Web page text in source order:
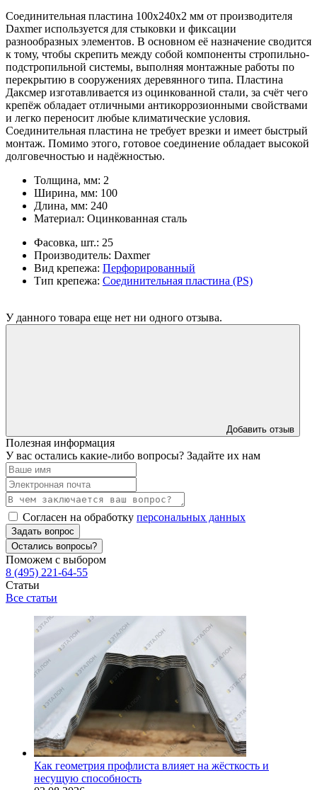
Соединительная пластина 100x240x2 мм от производителя
Daxmer используется для стыковки и фиксации
разнообразных элементов. В основном её назначение сводится
к тому, чтобы скрепить между собой компоненты стропильно-
подстропильной системы, выполняя монтажные работы по
перекрытию в сооружениях деревянного типа. Пластина
Даксмер изготавливается из оцинкованной стали, за счёт чего
крепёж обладает отличными антикоррозионными свойствами
и легко переносит любые климатические условия.
Соединительная пластина не требует врезки и имеет быстрый
монтаж. Помимо этого, готовое соединение обладает высокой
долговечностью и надёжностью.
Толщина, мм: 2
Ширина, мм: 100
Длина, мм: 240
Материал: Оцинкованная сталь
Фасовка, шт.: 25
Производитель: Daxmer
Вид крепежа: Перфорированный
Тип крепежа: Соединительная пластина (PS)
У данного товара еще нет ни одного отзыва.
Добавить отзыв
Полезная информация
У вас остались какие-либо вопросы? Задайте их нам
Согласен на обработку персональных данных
Задать вопрос
Остались вопросы?
Поможем с выбором
8 (495) 221-64-55
Статьи
Все статьи
Как геометрия профлиста влияет на жёсткость и
несущую способность